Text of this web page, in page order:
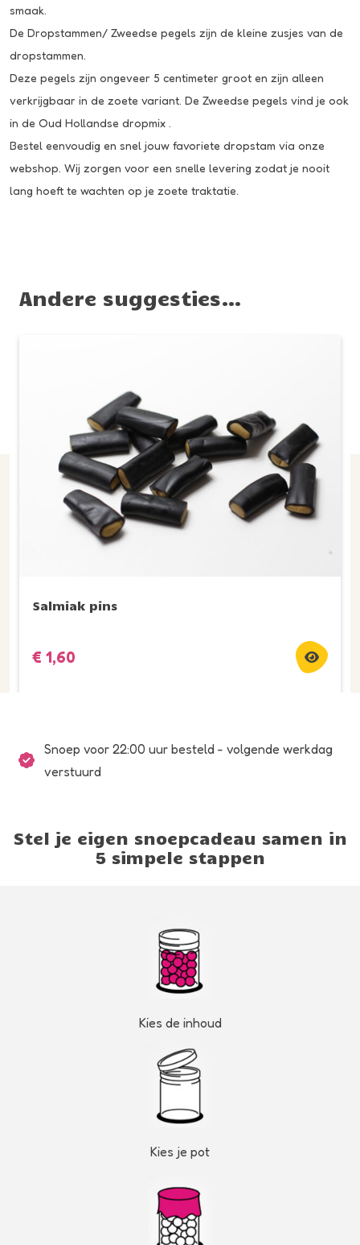
smaak.
De Dropstammen/ Zweedse pegels zijn de kleine zusjes van de
dropstammen.
Deze pegels zijn ongeveer 5 centimeter groot en zijn alleen
verkrijgbaar in de zoete variant. De Zweedse pegels vind je ook
in de Oud Hollandse dropmix .
Bestel eenvoudig en snel jouw favoriete dropstam via onze
webshop. Wij zorgen voor een snelle levering zodat je nooit
lang hoeft te wachten op je zoete traktatie.
Andere suggesties…
Salmiak pins
€ 1,60
Snoep voor 22:00 uur besteld - volgende werkdag
verstuurd
Stel je eigen snoepcadeau samen in
5 simpele stappen
Kies de inhoud
Kies je pot